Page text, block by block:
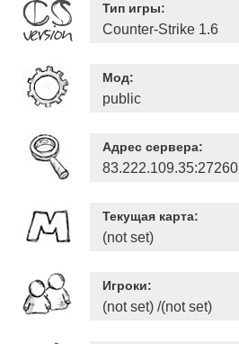
Тип игры:
Counter-Strike 1.6
Мод:
public
Адрес сервера:
83.222.109.35:27260
Текущая карта:
(not set)
Игроки:
(not set) /(not set)